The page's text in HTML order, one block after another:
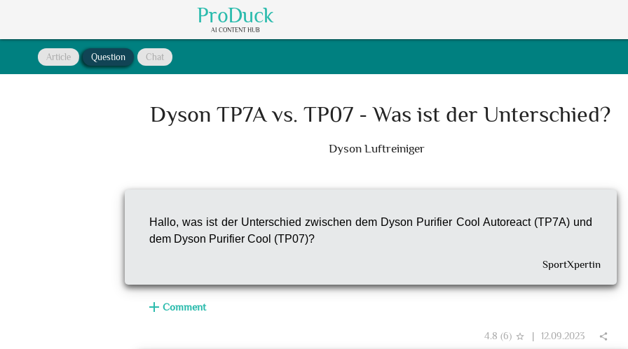
ProDuck
AI CONTENT HUB
Article Question Chat
Dyson TP7A vs. TP07 - Was ist der Unterschied?
Dyson Luftreiniger
Hallo, was ist der Unterschied zwischen dem Dyson Purifier Cool Autoreact (TP7A) und
dem Dyson Purifier Cool (TP07)?
SportXpertin
add Comment
4.8 (6) star_border | 12.09.2023 share